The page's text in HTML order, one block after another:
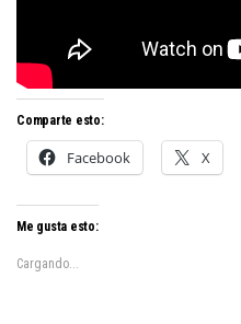
Comparte esto:
Facebook X
Me gusta esto:
Cargando...